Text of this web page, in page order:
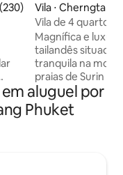
uma avaliação média de
Vila ⋅ Cherngtalay
Vila de 4 quartos
topo da colina,
Magnífica e
tailandês situada
tranquila na
praias de Surin e
oeste de Phuket.
interior, 4 quartos
banheiros
aluguel por
Phuket